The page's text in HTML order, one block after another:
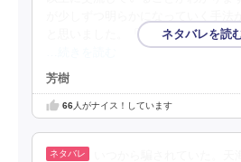
と思いました。「灯」が着々と成長
芳樹
66人がナイス！しています